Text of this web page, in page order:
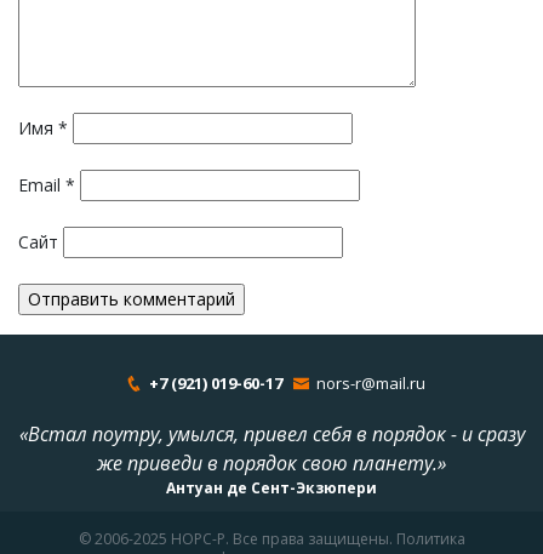
Имя *
Email *
Сайт
+7 (921) 019-60-17 nors-r@mail.ru
«Встал поутру, умылся, привел себя в порядок - и сразу
же приведи в порядок свою планету.»
Антуан де Сент-Экзюпери
© 2006-2025 НОРС-Р. Все права защищены. Политика